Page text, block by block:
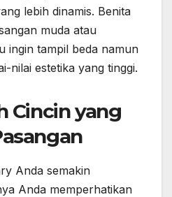
lebih dinamis. Benita
muda atau
ingin tampil beda namun
nilai estetika yang tinggi.
Cincin yang
Anda semakin
Anda memperhatikan